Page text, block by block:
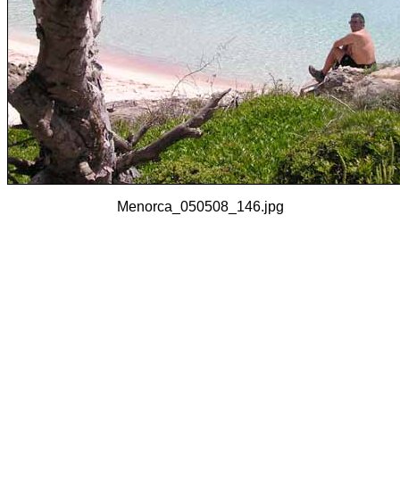
Menorca_050508_146.jpg